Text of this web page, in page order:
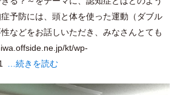
予防には、頭と体を使った運動（ダブル
などをお話しいただき、みなさんとても
kt/wp-
…続きを読む